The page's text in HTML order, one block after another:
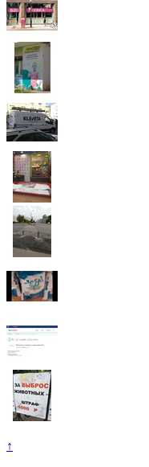
↑